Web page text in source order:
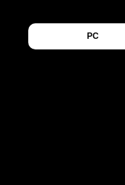
PC